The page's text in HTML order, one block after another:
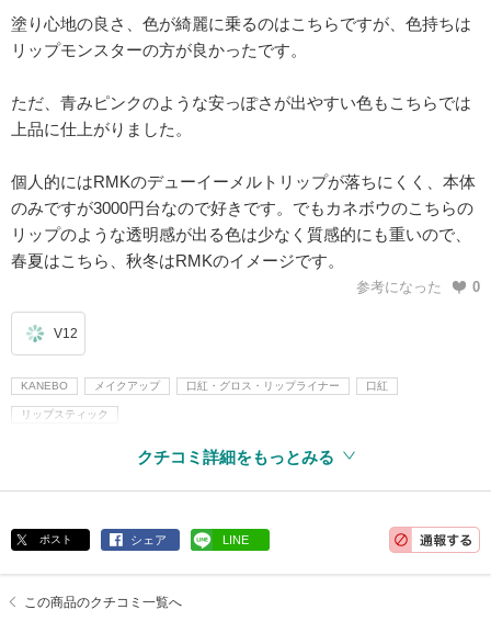
塗り心地の良さ、色が綺麗に乗るのはこちらですが、色持ちは
リップモンスターの方が良かったです。
ただ、青みピンクのような安っぽさが出やすい色もこちらでは
上品に仕上がりました。
個人的にはRMKのデューイーメルトリップが落ちにくく、本体
のみですが3000円台なので好きです。でもカネボウのこちらの
リップのような透明感が出る色は少なく質感的にも重いので、
春夏はこちら、秋冬はRMKのイメージです。
参考になった 0
V12
KANEBO メイクアップ 口紅・グロス・リップライナー 口紅
リップスティック
クチコミ詳細をもっとみる
ポスト シェア LINE
この商品のクチコミ一覧へ